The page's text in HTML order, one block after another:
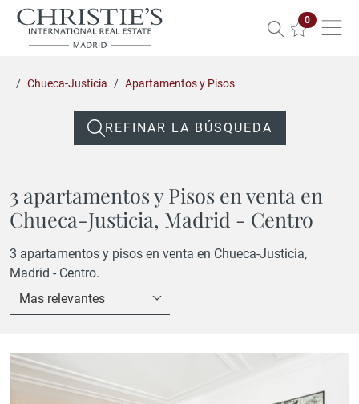
0
Chueca-Justicia Apartamentos y Pisos
REFINAR LA BÚSQUEDA
3 apartamentos y Pisos en venta en
Chueca-Justicia, Madrid - Centro
3 apartamentos y pisos en venta en Chueca-Justicia,
Madrid - Centro.
Mas relevantes